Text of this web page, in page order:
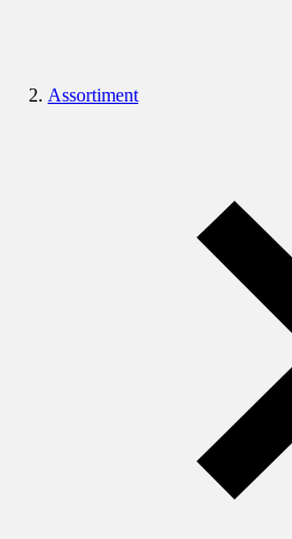
Assortiment